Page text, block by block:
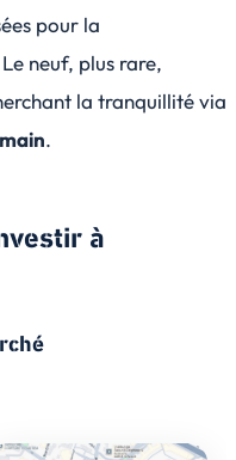
pour la
neuf, plus rare,
la tranquillité via
.
à